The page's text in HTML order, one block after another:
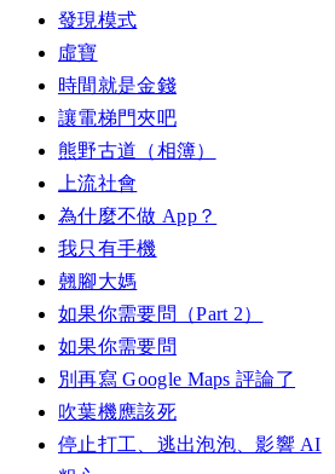
發現模式
虛寶
時間就是金錢
讓電梯門夾吧
熊野古道（相簿）
上流社會
為什麼不做 App？
我只有手機
翹腳大媽
如果你需要問（Part 2）
如果你需要問
別再寫 Google Maps 評論了
吹葉機應該死
停止打工、逃出泡泡、影響 AI